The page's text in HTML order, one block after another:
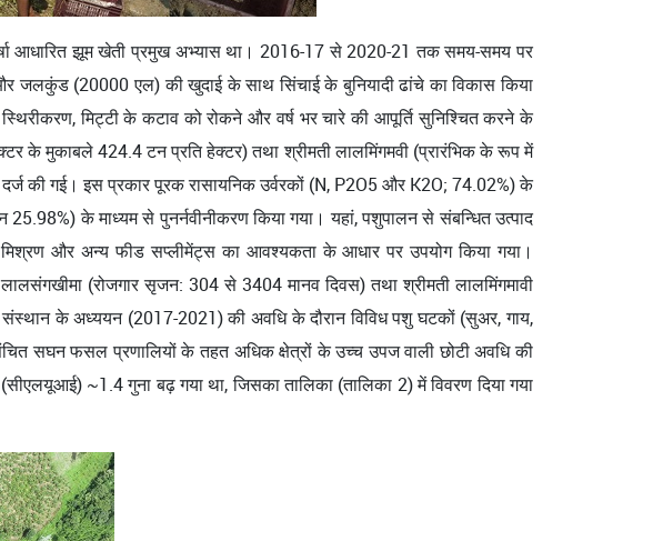
आधारित झूम खेती प्रमुख अभ्यास था। 2016-17 से 2020-21 तक समय-समय पर
और जलकुंड (20000 एल) की खुदाई के साथ सिंचाई के बुनियादी ढांचे का विकास किया
मिट्टी के कटाव को रोकने और वर्ष भर चारे की आपूर्ति सुनिश्चित करने के
के मुकाबले 424.4 टन प्रति हेक्टर) तथा श्रीमती लालमिंगमवी (प्रारंभिक के रूप में
की गई। इस प्रकार पूरक रासायनिक उर्वरकों (N, P2O5 और K2O; 74.02%) के
25.98%) के माध्यम से पुनर्नवीनीकरण किया गया। यहां, पशुपालन से संबन्धित उत्पाद
और अन्य फीड सप्लीमेंट्स का आवश्यकता के आधार पर उपयोग किया गया।
(रोजगार सृजन: 304 से 3404 मानव दिवस) तथा श्रीमती लालमिंगमावी
के अध्ययन (2017-2021) की अवधि के दौरान विविध पशु घटकों (सुअर, गाय,
सघन फसल प्रणालियों के तहत अधिक क्षेत्रों के उच्च उपज वाली छोटी अवधि की
~1.4 गुना बढ़ गया था, जिसका तालिका (तालिका 2) में विवरण दिया गया